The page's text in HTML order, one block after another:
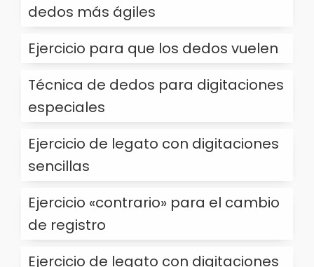
dedos más ágiles
Ejercicio para que los dedos vuelen
Técnica de dedos para digitaciones
especiales
Ejercicio de legato con digitaciones
sencillas
Ejercicio «contrario» para el cambio
de registro
Ejercicio de legato con digitaciones